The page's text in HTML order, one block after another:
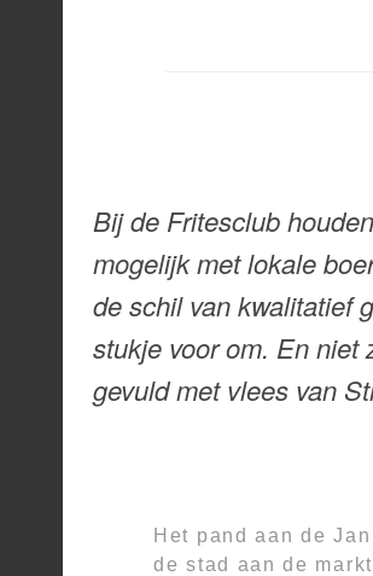
Bij de Fritesclub
mogelijk met lokale
de schil van kwalitatief
stukje voor om. En niet
gevuld met vlees van
Het pand aan de
de stad aan de